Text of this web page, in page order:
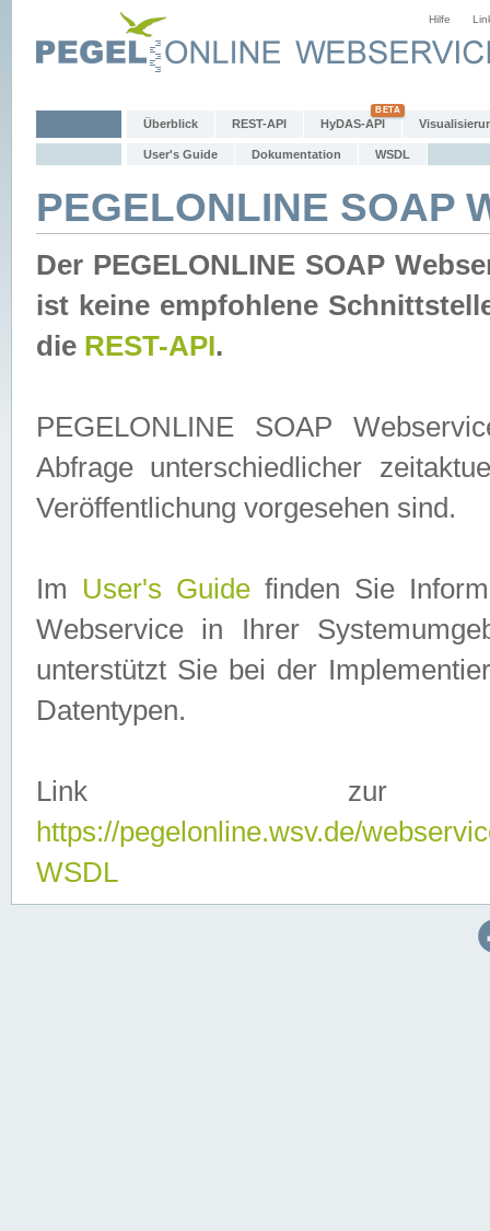
Hilfe
Überblick REST-API HyDAS-API
User's Guide Dokumentation WSDL
PEGELONLINE SOAP
Der PEGELONLINE SOAP
ist keine empfohlene
die REST-API.
PEGELONLINE SOAP
Abfrage unterschiedlicher
Veröffentlichung vorgesehen sind.
Im User's Guidefinden Sie
Webservice in Ihrer
unterstützt Sie bei der
Datentypen.
Link zur
https://pegelonline.wsv.de/
WSDL